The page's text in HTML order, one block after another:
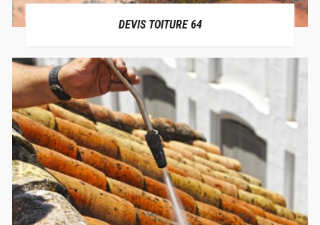
DEVIS TOITURE 64